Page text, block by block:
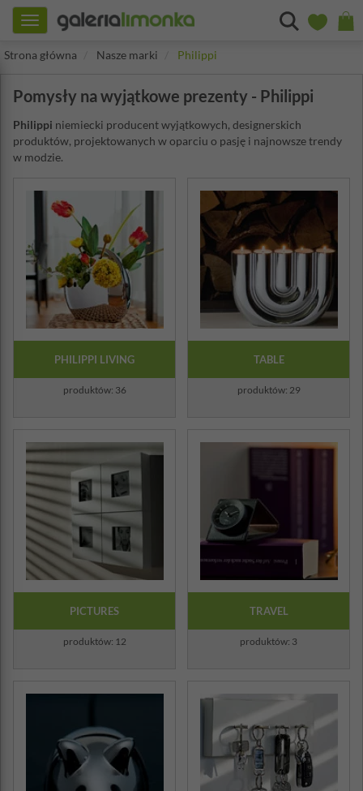
Toggle
navigation
Strona główna
Nasze marki Philippi
Pomysły na wyjątkowe prezenty - Philippi
Philippi niemiecki producent wyjątkowych, designerskich
produktów, projektowanych w oparciu o pasję i najnowsze trendy
w modzie.
PHILIPPI LIVING
produktów: 36
TABLE
produktów: 29
PICTURES
produktów: 12
TRAVEL
produktów: 3